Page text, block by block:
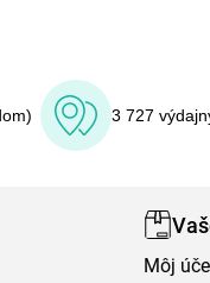
3 727
Môj